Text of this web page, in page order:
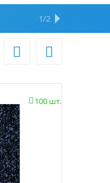
НАМ ДОВЕРЯЮТ
1/2
 
100 шт.
